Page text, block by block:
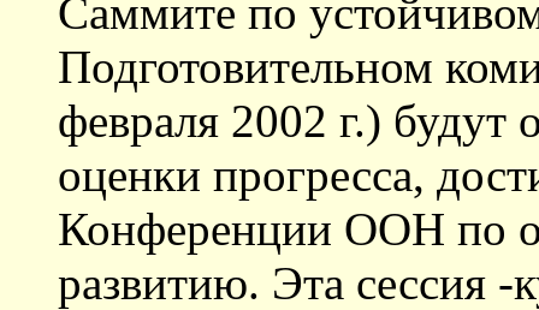
Саммите по
Подготовительном
февраля 2002 г.) будут
оценки прогресса,
Конференции ООН по
развитию. Эта сессия -